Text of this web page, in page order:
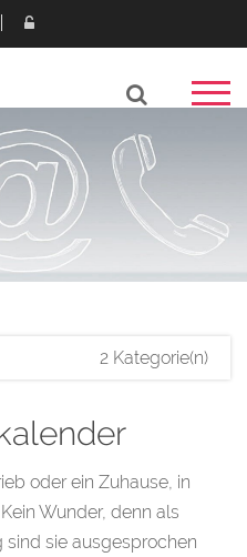
2 Kategorie(n)
oder ein Zuhause, in
Wunder, denn als
sie ausgesprochen